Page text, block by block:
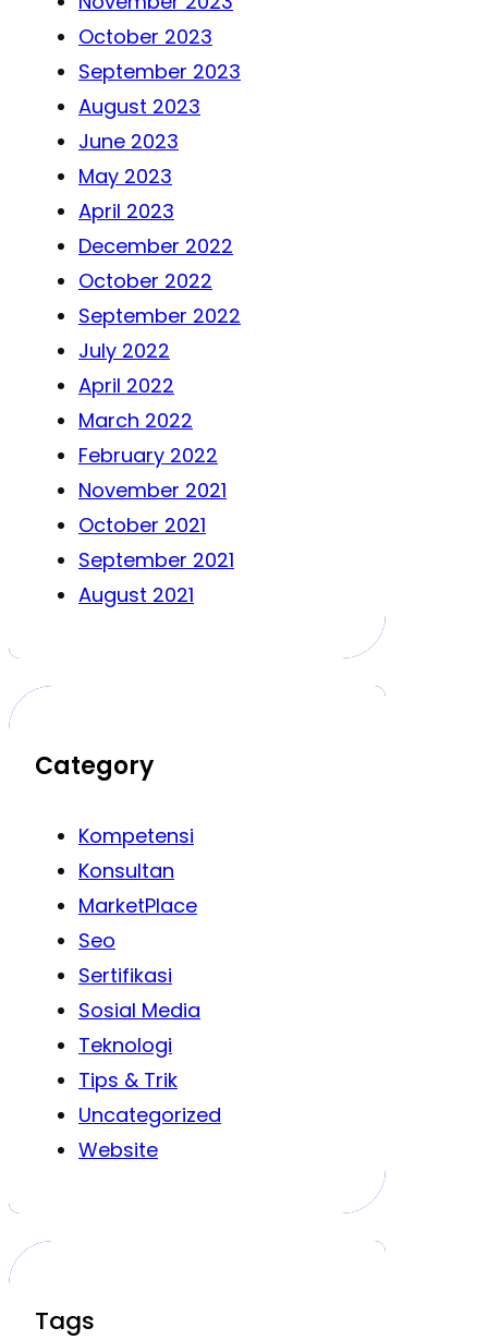
October 2023
September 2023
August 2023
June 2023
May 2023
April 2023
December 2022
October 2022
September 2022
July 2022
April 2022
March 2022
February 2022
November 2021
October 2021
September 2021
August 2021
Category
Kompetensi
Konsultan
MarketPlace
Seo
Sertifikasi
Sosial Media
Teknologi
Tips & Trik
Uncategorized
Website
Tags